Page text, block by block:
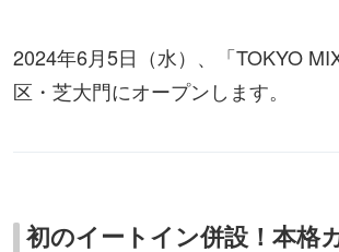
2024年6月5日（水）、「TOKYO
区・芝大門にオープンします。
初のイートイン併設！本格